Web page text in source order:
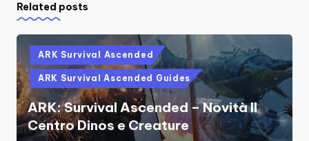
Related posts
Posted
in
ARK Survival Ascended
ARK Survival Ascended Guides
ARK: Survival Ascended – Novità Il
Centro Dinos e Creature